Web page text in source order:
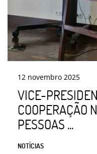
12 novembro 2025
VICE-
COOPERAÇÃO
PESSOAS ...
NOTÍCIAS